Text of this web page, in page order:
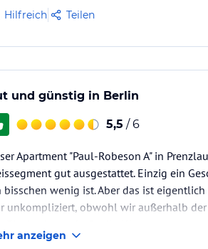
beachten wäre…
Hilfreich Teilen
und günstig in Berlin
5,5 / 6
Apartment "Paul-Robeson A" in
gut ausgestattet. Einzig ein
bisschen wenig ist. Aber das ist
unkompliziert, obwohl wir außerhalb
Die t&c apartments sind…
anzeigen